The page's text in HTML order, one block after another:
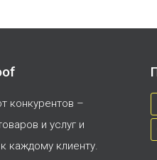
конкурентов –
и услуг и
каждому клиенту.